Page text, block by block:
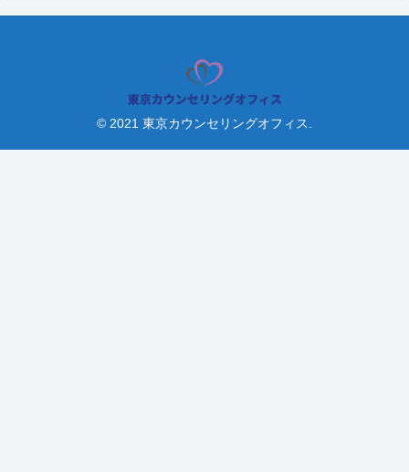
© 2021 東京カウンセリングオフィス.